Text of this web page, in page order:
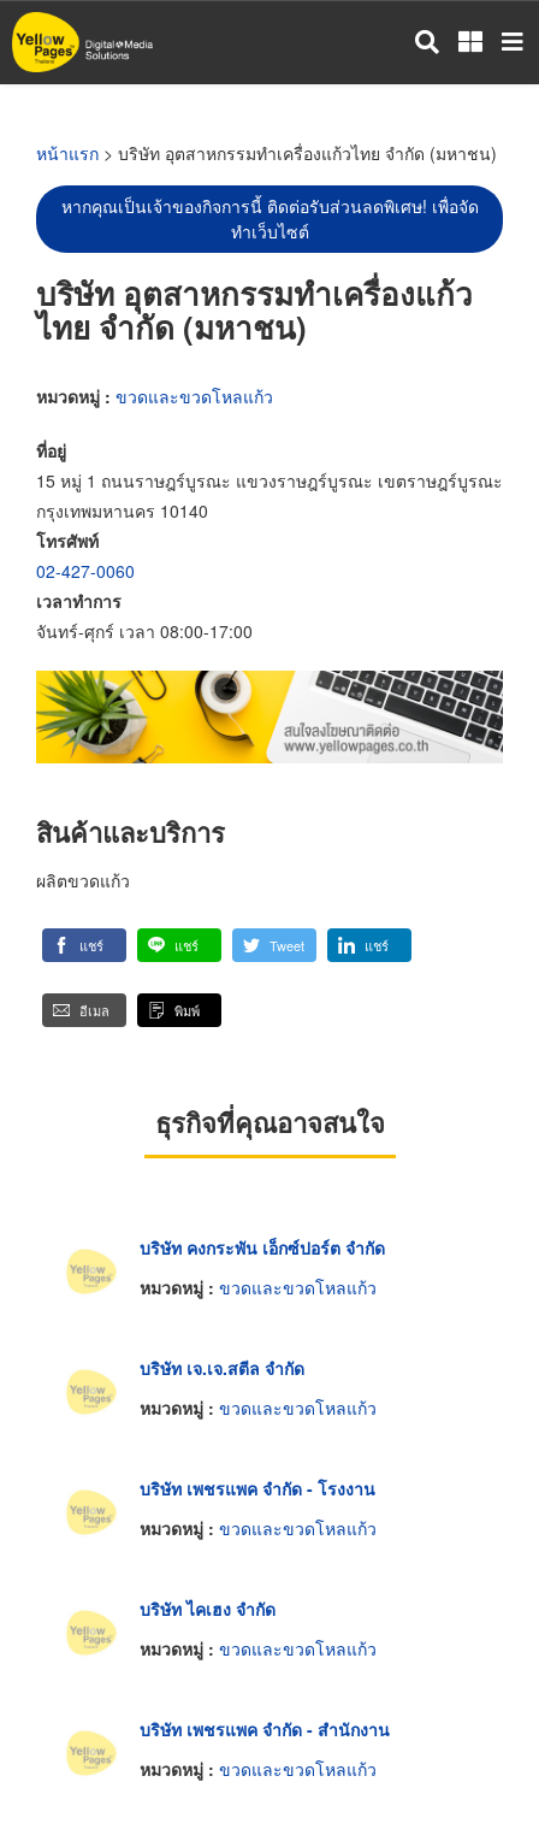
ข้าม
ไป
หน้าแรก > บริษัท อุตสาหกรรมทำเครื่องแก้วไทย จำกัด (มหาชน)
หากคุณเป็นเจ้าของกิจการนี้ ติดต่อรับส่วนลดพิเศษ! เพื่อจัด
ทำเว็บไซต์
บริษัท อุตสาหกรรมทำเครื่องแก้ว
ไทย จำกัด (มหาชน)
หมวดหมู่ : ขวดและขวดโหลแก้ว
ที่อยู่
15 หมู่ 1 ถนนราษฎร์บูรณะ แขวงราษฎร์บูรณะ เขตราษฎร์บูรณะ
กรุงเทพมหานคร 10140
โทรศัพท์
02-427-0060
เวลาทำการ
จันทร์-ศุกร์ เวลา 08:00-17:00
สินค้าและบริการ
ผลิตขวดแก้ว
แชร์ แชร์ Tweet แชร์
อีเมล พิมพ์
ธุรกิจที่คุณอาจสนใจ
บริษัท คงกระพัน เอ็กซ์ปอร์ต จำกัด
หมวดหมู่ : ขวดและขวดโหลแก้ว
บริษัท เจ.เจ.สตีล จำกัด
หมวดหมู่ : ขวดและขวดโหลแก้ว
บริษัท เพชรแพค จำกัด - โรงงาน
หมวดหมู่ : ขวดและขวดโหลแก้ว
บริษัท ไคเฮง จำกัด
หมวดหมู่ : ขวดและขวดโหลแก้ว
บริษัท เพชรแพค จำกัด - สำนักงาน
หมวดหมู่ : ขวดและขวดโหลแก้ว